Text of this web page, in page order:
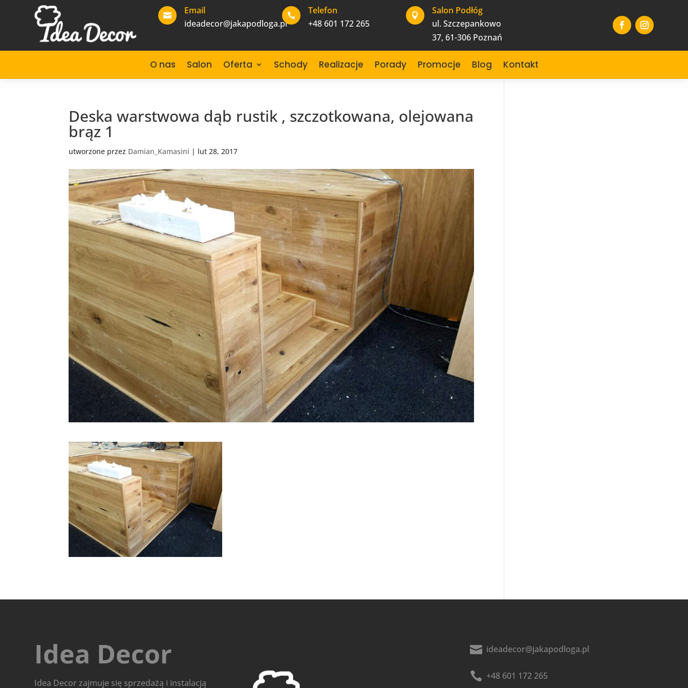

Email
ideadecor@jakapodloga.pl

Telefon
+48 601 172 265

Salon Podłóg
ul. Szczepankowo
37, 61-306 Poznań
O nas Salon Oferta Schody Realizacje Porady Promocje Blog Kontakt
Deska warstwowa dąb rustik , szczotkowana, olejowana
brąz 1
utworzone przez Damian_Kamasini | lut 28, 2017
Idea Decor
Idea Decor zajmuje się sprzedażą i instalacją
 ideadecor@jakapodloga.pl
 +48 601 172 265